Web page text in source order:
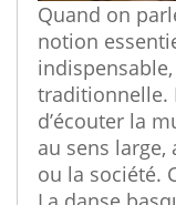
Quand on
notion
traditionnelle.
d’écouter la
au sens large,
ou la société.